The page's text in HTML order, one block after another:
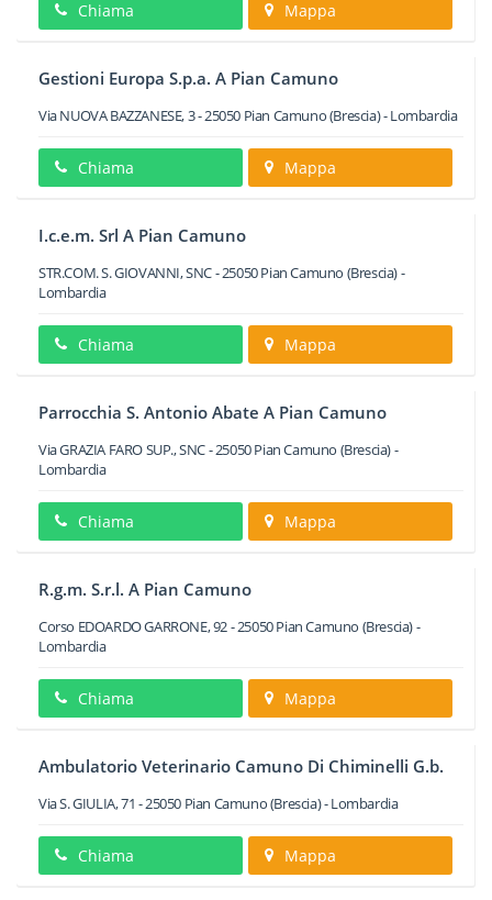
Chiama Mappa
Gestioni Europa S.p.a. A Pian Camuno
Via NUOVA BAZZANESE, 3-25050 Pian Camuno(Brescia) -Lombardia
Chiama Mappa
I.c.e.m. Srl A Pian Camuno
STR.COM. S. GIOVANNI, SNC-25050Pian Camuno (Brescia) -
Lombardia
Chiama Mappa
Parrocchia S. Antonio Abate A Pian Camuno
Via GRAZIA FARO SUP., SNC-25050Pian Camuno (Brescia) -
Lombardia
Chiama Mappa
R.g.m. S.r.l. A Pian Camuno
Corso EDOARDO GARRONE, 92-25050Pian Camuno (Brescia) -
Lombardia
Chiama Mappa
Ambulatorio Veterinario Camuno Di Chiminelli G.b.
Via S. GIULIA, 71 -25050 Pian Camuno(Brescia) -Lombardia
Chiama Mappa